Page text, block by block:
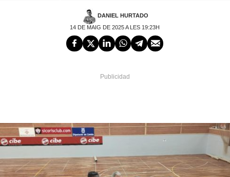
DANIEL HURTADO
14 DE MAIG DE 2025 A LES 19:23H